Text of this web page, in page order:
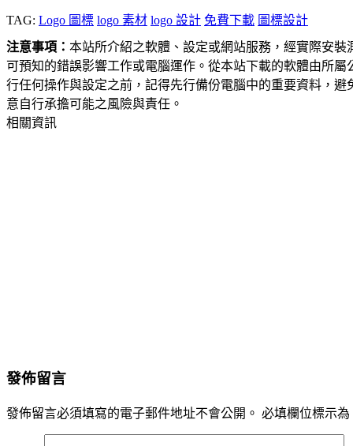
TAG: Logo 圖標 logo 素材 logo 設計 免費下載 圖標設計
注意事項： 本站所介紹之軟體、設定或網站服務，經實際安
可預知的錯誤影響工作或電腦運作。從本站下載的軟體由所
行任何操作與設定之前，記得先行備份電腦中的重要資料，
意自行承擔可能之風險與責任。
相關資訊
發佈留言
發佈留言必須填寫的電子郵件地址不會公開。 必填欄位標示為